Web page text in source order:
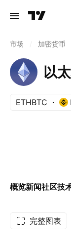
市场 加密货币
以
ETHBTC
概览新闻社区技
完整图表